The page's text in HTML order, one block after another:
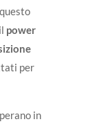
power
per
in